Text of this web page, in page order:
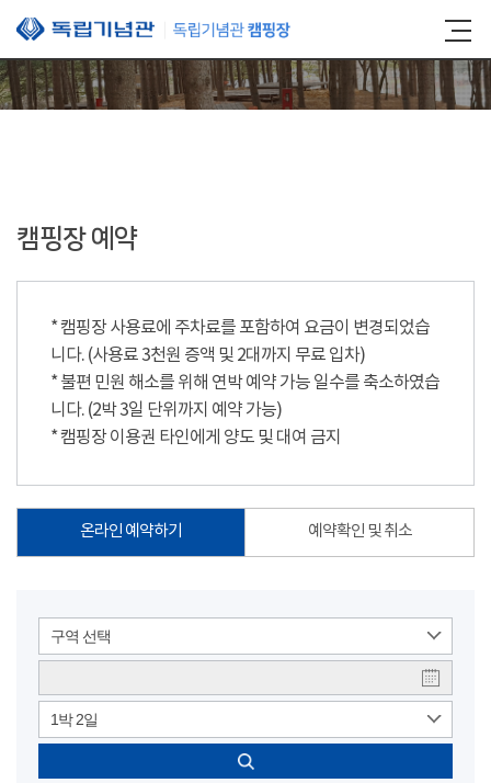
본문 바로가기
캠핑장 예약
* 캠핑장 사용료에 주차료를 포함하여 요금이 변경되었습
니다. (사용료 3천원 증액 및 2대까지 무료 입차)
* 불편 민원 해소를 위해 연박 예약 가능 일수를 축소하였습
니다. (2박 3일 단위까지 예약 가능)
* 캠핑장 이용권 타인에게 양도 및 대여 금지
온라인 예약하기 예약확인 및 취소
구역 선택
1박 2일